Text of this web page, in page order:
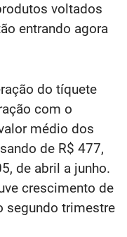
voltados
entrando agora
do tíquete
com o
médio dos
de R$ 477,
de abril a junho.
crescimento de
segundo trimestre